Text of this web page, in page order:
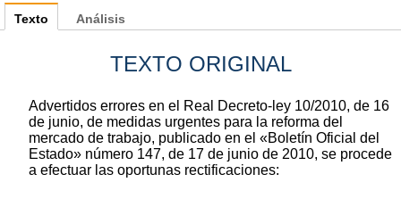
Texto
TEXTO ORIGINAL
Advertidos errores en el Real Decreto-ley 10/2010, de 16
de junio, de medidas urgentes para la reforma del
mercado de trabajo, publicado en el «Boletín Oficial del
Estado» número 147, de 17 de junio de 2010, se procede
a efectuar las oportunas rectificaciones:
Análisis